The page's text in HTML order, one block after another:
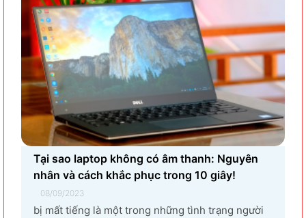
Tại sao laptop không có âm thanh: Nguyên
nhân và cách khắc phục trong 10 giây!
08/09/2023
bị mất tiếng là một trong những tình trạng người